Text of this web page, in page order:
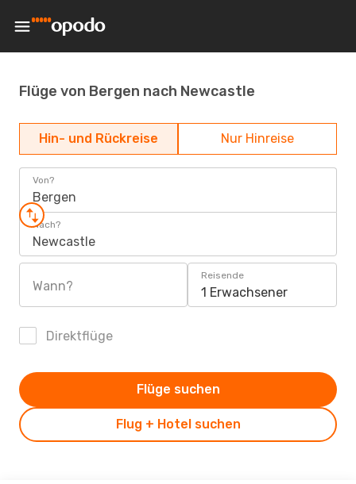
Flüge von Bergen nach Newcastle
Hin- und Rückreise Nur Hinreise
Von?
Bergen
Nach?
Newcastle
Wann?
Reisende
1 Erwachsener
Direktflüge
Flug + Hotel suchen
Flüge suchen